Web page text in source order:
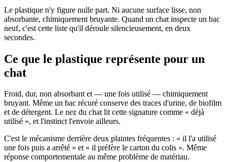
Le plastique n'y figure nulle part. Ni aucune surface lisse, non
absorbante, chimiquement bruyante. Quand un chat inspecte un bac
neuf, c'est cette liste qu'il déroule silencieusement, en deux
secondes.
Ce que le plastique représente pour un
chat
Froid, dur, non absorbant et — une fois utilisé — chimiquement
bruyant. Même un bac récuré conserve des traces d'urine, de biofilm
et de détergent. Le nez du chat lit cette signature comme « déjà
utilisé », et l'instinct l'envoie ailleurs.
C'est le mécanisme derrière deux plaintes fréquentes : « il l'a utilisé
une fois puis a arrêté » et « il préfère le carton du colis ». Même
réponse comportementale au même problème de matériau.